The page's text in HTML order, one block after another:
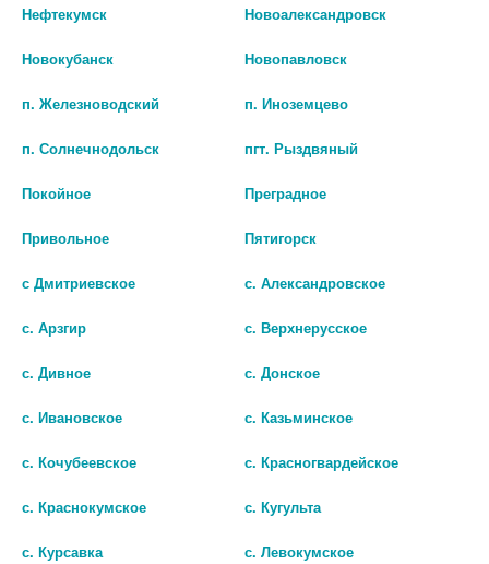
БРИНЗОЛОЛ ДУО 0,01+0,005/
ГЛАЗНЫЕ
955
В КОРЗИНУ
БРИНЗОПТ ПЛЮС КАПЛИ ГЛ.
1085
Нефтекумск Новоалександровск
Новокубанск Новопавловск
п. Железноводский п. Иноземцево
п. Солнечнодольск пгт. Рыздвяный
Покойное Преградное
Привольное Пятигорск
с Дмитриевское с. Александровское
с. Арзгир с. Верхнерусское
с. Дивное с. Донское
с. Ивановское с. Казьминское
с. Кочубеевское с. Красногвардейское
с. Краснокумское с. Кугульта
с. Курсавка с. Левокумское